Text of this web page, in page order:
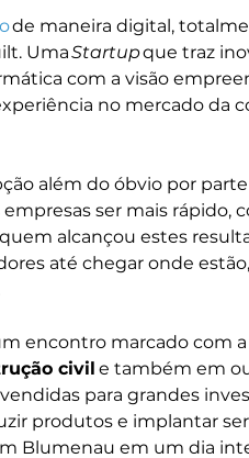
de maneira digital,
Uma Startup que traz
com a visão
no mercado da
além do óbvio por
ser mais rápido,
alcançou estes
até chegar onde
encontro marcado com a
civil e também em
para grandes
produtos e implantar
Blumenau em um dia